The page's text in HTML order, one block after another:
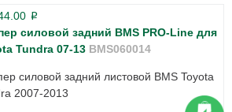
p
силовой задний BMS PRO-Line для
Tundra 07-13 BMS060014
силовой задний листовой BMS Toyota
2007-2013